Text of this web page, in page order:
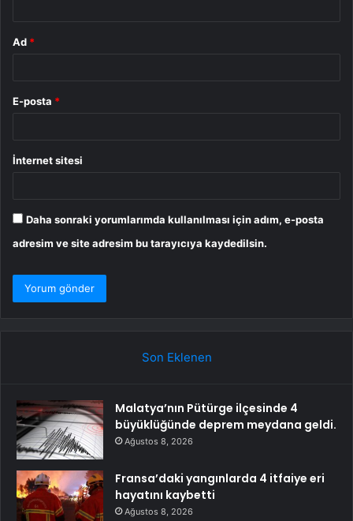
Ad *
E-posta *
İnternet sitesi
Daha sonraki yorumlarımda kullanılması için adım, e-posta
adresim ve site adresim bu tarayıcıya kaydedilsin.
Son Eklenen
Malatya’nın Pütürge ilçesinde 4
büyüklüğünde deprem meydana geldi.
Ağustos 8, 2026
Fransa’daki yangınlarda 4 itfaiye eri
hayatını kaybetti
Ağustos 8, 2026